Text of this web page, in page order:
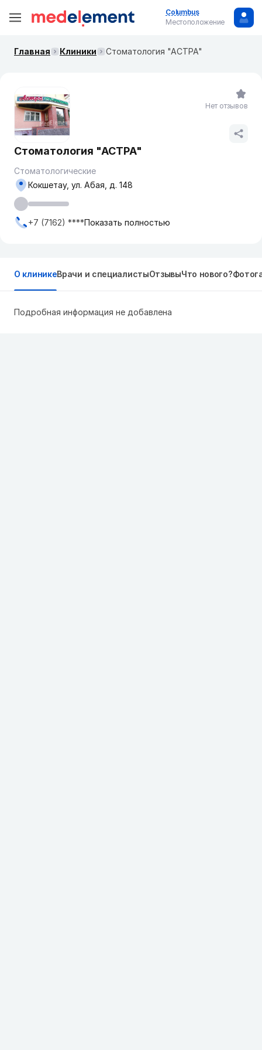
Columbus
Местоположение
Главная Клиники Стоматология "АСТРА"
Стоматология "АСТРА"
Стоматологические
Кокшетау, ул. Абая, д. 148
+7 (7162) ****Показать полностью
Нет отзывов
О клиникеВрачи и специалистыОтзывыЧто нового?
Подробная информация не добавлена